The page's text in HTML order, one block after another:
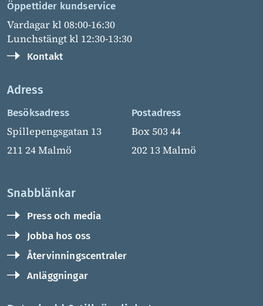
Öppettider kundservice
Vardagar kl 08:00-16:30
Lunchstängt kl 12:30-13:30
Kontakt
Adress
Besöksadress
Spillepengsgatan 13
211 24 Malmö
Postadress
Box 503 44
202 13 Malmö
Snabblänkar
Press och media
Jobba hos oss
Återvinningscentraler
Anläggningar